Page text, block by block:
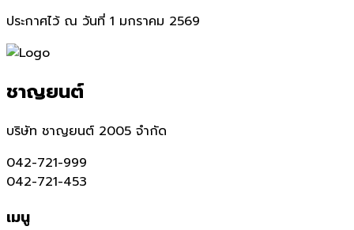
ประกาศไว้ ณ วันที่ 1 มกราคม 2569
ชาญยนต์
บริษัท ชาญยนต์ 2005 จำกัด
042-721-999
042-721-453
เมนู